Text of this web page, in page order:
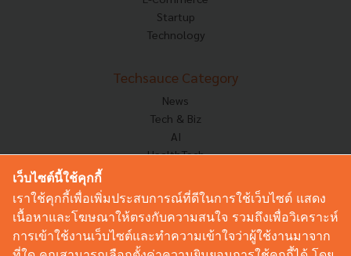
Startup
Technology
Techsauce Category
News
Tech & Biz
AI
HealthTech
Corp Innov
Saucy Thoughts
Based On
Sustainable
เว็บไซต์นี้ใช้คุกกี้
เราใช้คุกกี้เพื่อเพิ่มประสบการณ์ที่ดีในการใช้เว็บไซต์ แสดง
เนื้อหาและโฆษณาให้ตรงกับความสนใจ รวมถึงเพื่อวิเคราะห์
การเข้าใช้งานเว็บไซต์และทำความเข้าใจว่าผู้ใช้งานมาจาก